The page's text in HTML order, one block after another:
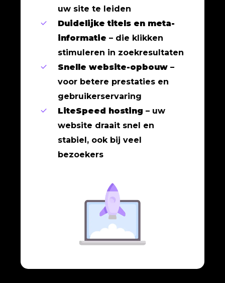
uw site te leiden
Duidelijke titels en meta-
informatie – die klikken
stimuleren in zoekresultaten
Snelle website-opbouw–
voor betere prestaties en
gebruikerservaring
LiteSpeed hosting – uw
website draait snel en
stabiel, ook bij veel
bezoekers